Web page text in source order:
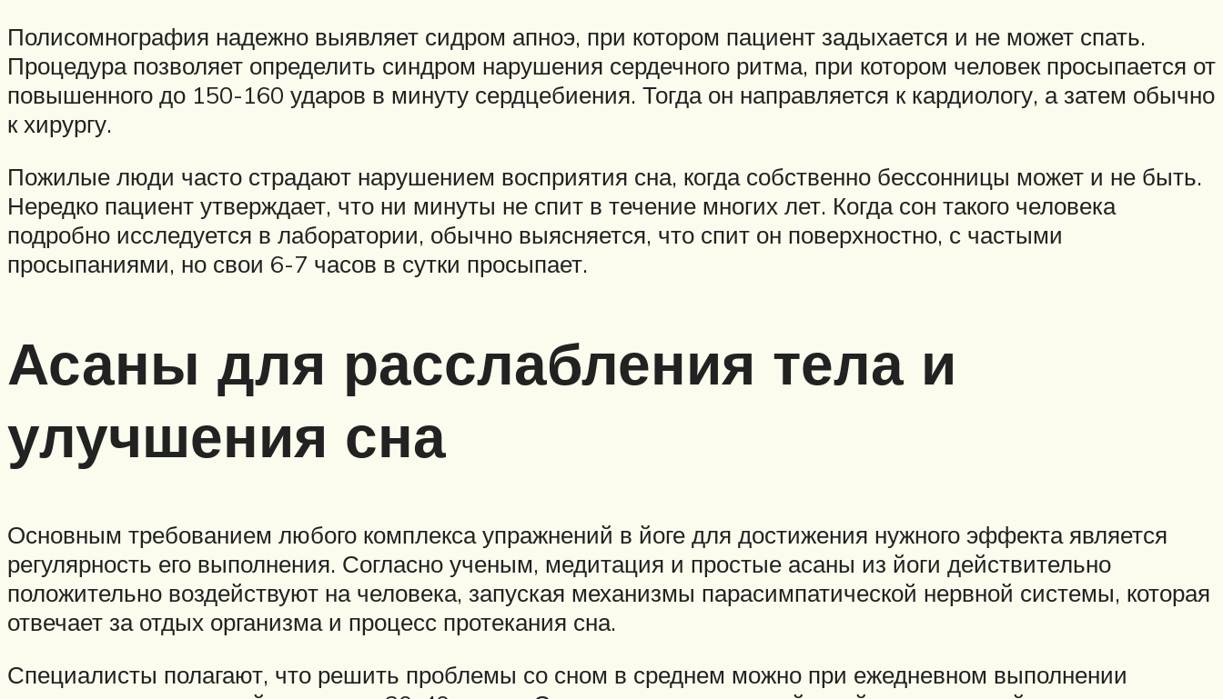
Полисомнография надежно выявляет сидром апноэ, при котором пациент задыхается и не может спать.
Процедура позволяет определить синдром нарушения сердечного ритма, при котором человек просыпается от
повышенного до 150-160 ударов в минуту сердцебиения. Тогда он направляется к кардиологу, а затем обычно
к хирургу.
Пожилые люди часто страдают нарушением восприятия сна, когда собственно бессонницы может и не быть.
Нередко пациент утверждает, что ни минуты не спит в течение многих лет. Когда сон такого человека
подробно исследуется в лаборатории, обычно выясняется, что спит он поверхностно, с частыми
просыпаниями, но свои 6-7 часов в сутки просыпает.
Асаны для расслабления тела и
улучшения сна
Основным требованием любого комплекса упражнений в йоге для достижения нужного эффекта является
регулярность его выполнения. Согласно ученым, медитация и простые асаны из йоги действительно
положительно воздействуют на человека, запуская механизмы парасимпатической нервной системы, которая
отвечает за отдых организма и процесс протекания сна.
Специалисты полагают, что решить проблемы со сном в среднем можно при ежедневном выполнении